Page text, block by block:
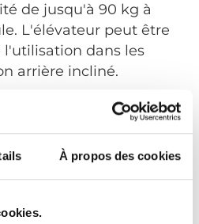
À propos des cookies
de jusqu'à 90 kg à
L'élévateur peut être
dans les
arrière incliné.
tels que le levage et le
et commandés via la
Le Carolift 90 peut
nombreux véhicules
fourgonnettes pleine